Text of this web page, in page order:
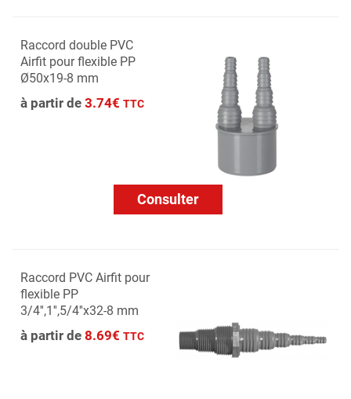
Raccord double PVC
Airfit pour flexible PP
Ø50x19-8 mm
à partir de 3.74€ TTC
Consulter
Raccord PVC Airfit pour
flexible PP
3/4'',1'',5/4''x32-8 mm
à partir de 8.69€ TTC